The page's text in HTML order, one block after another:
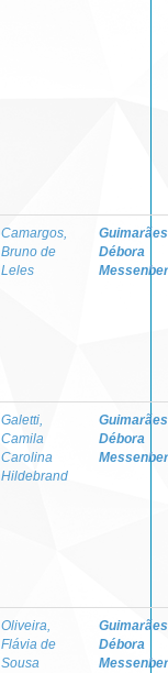
Camargos,
Bruno de
Leles
Débora
Galetti,
Camila
Carolina
Hildebrand
Débora
Oliveira,
Flávia de
Sousa
Débora